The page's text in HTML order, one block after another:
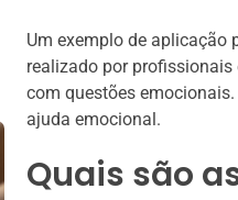
Um exemplo de
realizado por
com questões
ajuda emocional.
Quais são